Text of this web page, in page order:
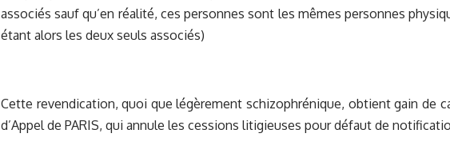
associés sauf qu’en réalité, ces personnes sont les mêmes personnes
étant alors les deux seuls associés)
Cette revendication, quoi que légèrement schizophrénique, obtient gain de
d’Appel de PARIS, qui annule les cessions litigieuses pour défaut de